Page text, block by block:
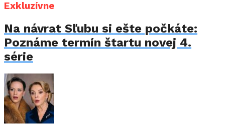
Exkluzívne
Na návrat Sľubu si ešte počkáte:
Poznáme termín štartu novej 4.
série